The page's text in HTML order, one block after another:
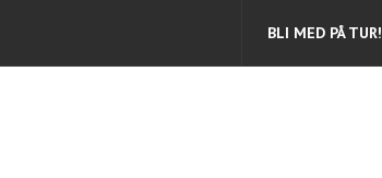
BLI MED PÅ TUR!